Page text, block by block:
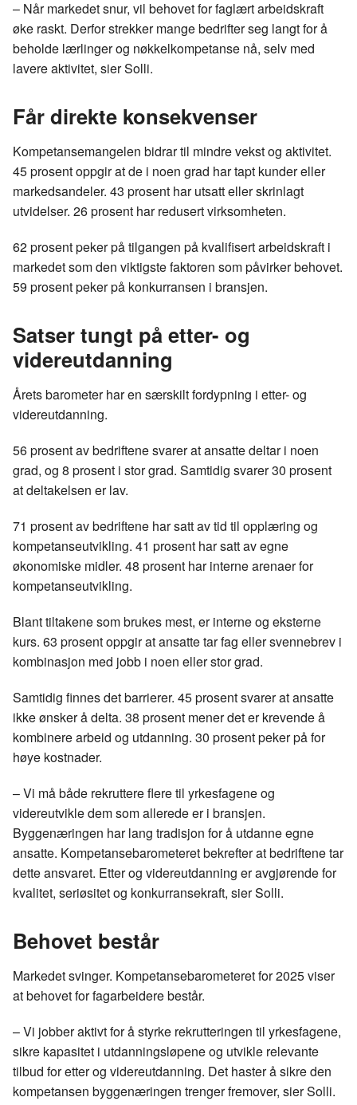
– Når markedet snur, vil behovet for faglært arbeidskraft
øke raskt. Derfor strekker mange bedrifter seg langt for å
beholde lærlinger og nøkkelkompetanse nå, selv med
lavere aktivitet, sier Solli.
Får direkte konsekvenser
Kompetansemangelen bidrar til mindre vekst og aktivitet.
45 prosent oppgir at de i noen grad har tapt kunder eller
markedsandeler. 43 prosent har utsatt eller skrinlagt
utvidelser. 26 prosent har redusert virksomheten.
62 prosent peker på tilgangen på kvalifisert arbeidskraft i
markedet som den viktigste faktoren som påvirker behovet.
59 prosent peker på konkurransen i bransjen.
Satser tungt på etter- og
videreutdanning
Årets barometer har en særskilt fordypning i etter- og
videreutdanning.
56 prosent av bedriftene svarer at ansatte deltar i noen
grad, og 8 prosent i stor grad. Samtidig svarer 30 prosent
at deltakelsen er lav.
71 prosent av bedriftene har satt av tid til opplæring og
kompetanseutvikling. 41 prosent har satt av egne
økonomiske midler. 48 prosent har interne arenaer for
kompetanseutvikling.
Blant tiltakene som brukes mest, er interne og eksterne
kurs. 63 prosent oppgir at ansatte tar fag eller svennebrev i
kombinasjon med jobb i noen eller stor grad.
Samtidig finnes det barrierer. 45 prosent svarer at ansatte
ikke ønsker å delta. 38 prosent mener det er krevende å
kombinere arbeid og utdanning. 30 prosent peker på for
høye kostnader.
– Vi må både rekruttere flere til yrkesfagene og
videreutvikle dem som allerede er i bransjen.
Byggenæringen har lang tradisjon for å utdanne egne
ansatte. Kompetansebarometeret bekrefter at bedriftene tar
dette ansvaret. Etter og videreutdanning er avgjørende for
kvalitet, seriøsitet og konkurransekraft, sier Solli.
Behovet består
Markedet svinger. Kompetansebarometeret for 2025 viser
at behovet for fagarbeidere består.
– Vi jobber aktivt for å styrke rekrutteringen til yrkesfagene,
sikre kapasitet i utdanningsløpene og utvikle relevante
tilbud for etter og videreutdanning. Det haster å sikre den
kompetansen byggenæringen trenger fremover, sier Solli.